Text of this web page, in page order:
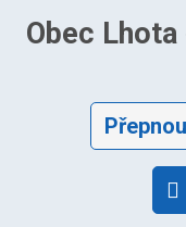
Obec Lhota